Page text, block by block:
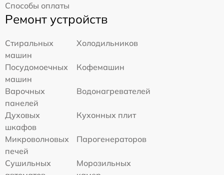
Способы оплаты
Ремонт устройств
Стиральных
машин
Холодильников
Посудомоечных
машин
Кофемашин
Варочных
панелей
Водонагревателей
Духовых
шкафов
Кухонных плит
Микроволновых
печей
Парогенераторов
Сушильных
Морозильных